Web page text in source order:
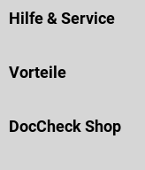
Hilfe & Service
Vorteile
DocCheck Shop